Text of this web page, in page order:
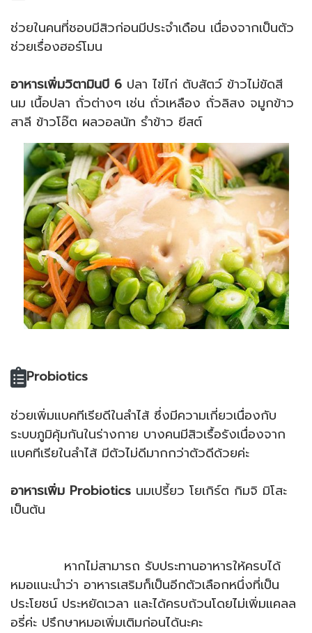
ช่วยในคนที่ชอบมีสิวก่อนมีประจำเดือน เนื่องจากเป็นตัว
ช่วยเรื่องฮอร์โมน
อาหารเพิ่มวิตามินบี 6 ปลา ไข่ไก่ ตับสัตว์ ข้าวไม่ขัดสี
นม เนื้อปลา ถั่วต่างๆ เช่น ถั่วเหลือง ถั่วลิสง จมูกข้าว
สาลี ข้าวโอ๊ต ผลวอลนัท รำข้าว ยีสต์
Probiotics
ช่วยเพิ่มแบคทีเรียดีในลำไส้ ซึ่งมีความเกี่ยวเนื่องกับ
ระบบภูมิคุ้มกันในร่างกาย บางคนมีสิวเรื้อรังเนื่องจาก
แบคทีเรียในลำไส้ มีตัวไม่ดีมากกว่าตัวดีด้วยค่ะ
อาหารเพิ่ม Probiotics นมเปรี้ยว โยเกิร์ต กิมจิ มิโสะ
เป็นต้น
หากไม่สามารถ รับประทานอาหารให้ครบได้
หมอแนะนำว่า อาหารเสริมก็เป็นอีกตัวเลือกหนึ่งที่เป็น
ประโยชน์ ประหยัดเวลา และได้ครบถ้วนโดยไม่เพิ่มแคลล
อรี่ค่ะ ปรึกษาหมอเพิ่มเติมก่อนได้นะคะ